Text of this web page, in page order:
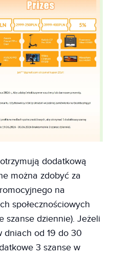
dodatkową
można zdobyć za
na
społecznościowych
szanse dziennie). Jeżeli
dniach od 19 do 30
3 szanse w